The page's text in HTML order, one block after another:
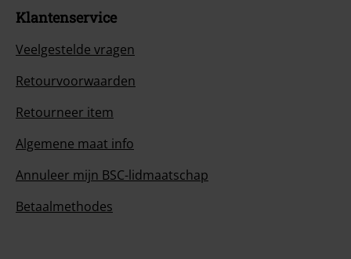
Klantenservice
Veelgestelde vragen
Retourvoorwaarden
Retourneer item
Algemene maat info
Annuleer mijn BSC-lidmaatschap
Betaalmethodes